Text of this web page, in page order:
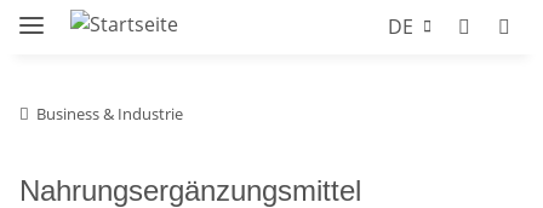
DE
Business & Industrie
Nahrungsergänzungsmittel